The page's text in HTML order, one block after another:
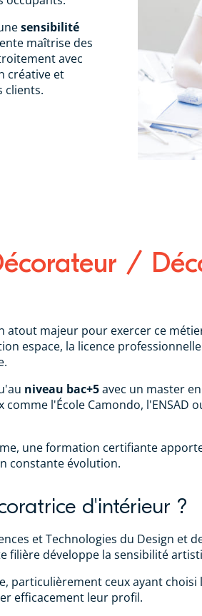
sensibilité
maîtrise des
avec
créative et
clients.
/
atout majeur pour exercer ce
espace, la licence
niveau bac+5avec un master
l'École Camondo, l'ENSAD
une formation certifiante
constante évolution.
d'intérieur ?
et Technologies du Design et
filière développe la sensibilité
particulièrement ceux ayant
efficacement leur profil.